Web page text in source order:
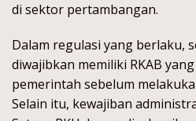
di sektor pertambangan.
Dalam regulasi yang berlaku,
diwajibkan memiliki RKAB
pemerintah sebelum
Selain itu, kewajiban